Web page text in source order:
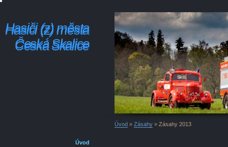
Hasiči (z) města
Česká Skalice
Hasiči (z) města
Česká Skalice
Úvod
Úvod » Zásahy » Zásahy 2013